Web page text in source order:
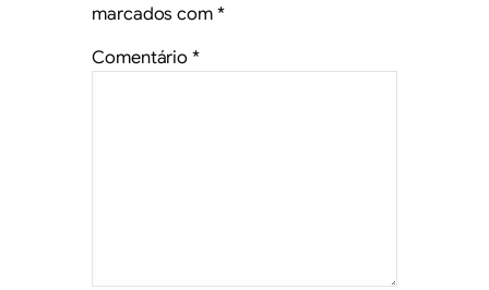
marcados com *
Comentário*